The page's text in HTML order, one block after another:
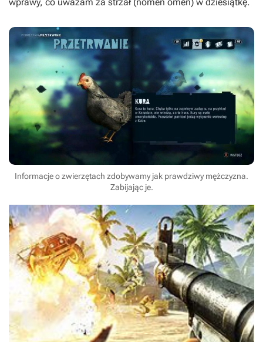
Informacje o zwierzętach zdobywamy jak prawdziwy mężczyzna.
Zabijając je.